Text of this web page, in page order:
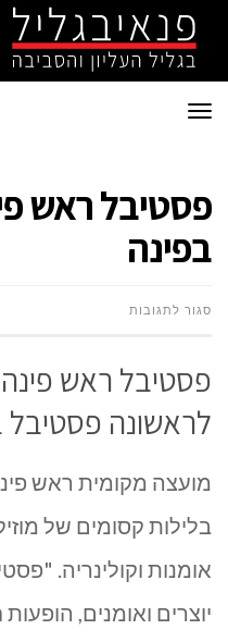
תפריט
פסטיבל ראש
בפינה
סגור לתגובותעל
פסטיבל ראש
לראשונה פסטיבל
מועצה מקומית ראש
בלילות קסומים של
אומנות וקולינריה.
יוצרים ואומנים,